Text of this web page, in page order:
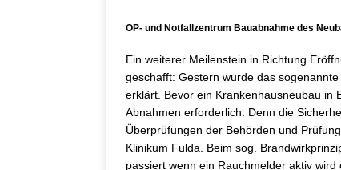
OP- und Notfallzentrum Bauabnahme des
Ein weiterer Meilenstein in Richtung
geschafft: Gestern wurde das
erklärt. Bevor ein Krankenhausneubau in
Abnahmen erforderlich. Denn die
Überprüfungen der Behörden und
Klinikum Fulda. Beim sog.
passiert wenn ein Rauchmelder aktiv